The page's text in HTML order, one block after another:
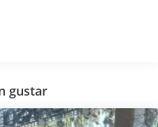
gustar